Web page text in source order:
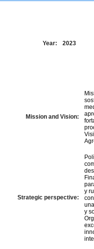
Year: 2023
Mission and Vision:
Strategic perspective:
y
y